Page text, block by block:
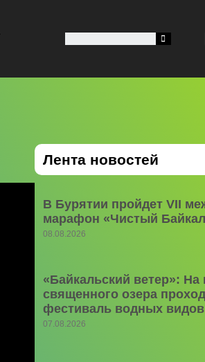
Лента новостей
В Бурятии пройдет VII
марафон «Чистый
08.08.2026
«Байкальский ветер»: На
священного озера
фестиваль водных видов
07.08.2026